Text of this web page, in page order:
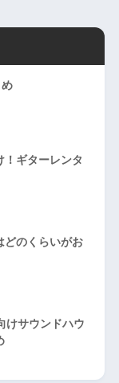
！ギターレンタ
どのくらいがお
けサウンドハウ